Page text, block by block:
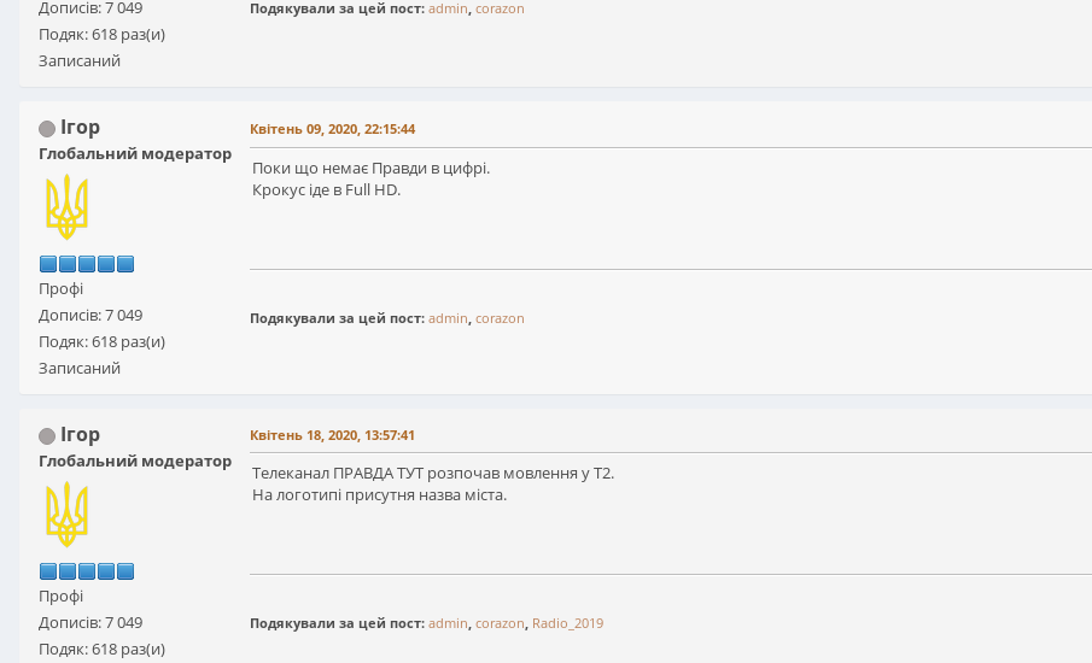
Дописів: 7 049
Подяк: 618 раз(и)
Записаний
Подякували за цей пост: admin, corazon
Ігор
Глобальний модератор
Профі
Дописів: 7 049
Подяк: 618 раз(и)
Записаний
Квітень 09, 2020, 22:15:44
Поки що немає Правди в цифрі.
Крокус іде в Full HD.
Подякували за цей пост: admin, corazon
Ігор
Глобальний модератор
Профі
Дописів: 7 049
Подяк: 618 раз(и)
Квітень 18, 2020, 13:57:41
Телеканал ПРАВДА ТУТ розпочав мовлення у Т2.
На логотипі присутня назва міста.
Подякували за цей пост: admin, corazon, Radio_2019